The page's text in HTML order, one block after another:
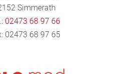
Simmerath
02473 68 97 66
02473 68 97 65